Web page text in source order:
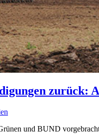
zurück:
und BUND